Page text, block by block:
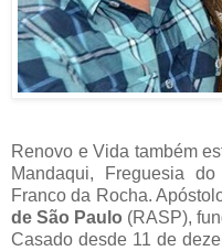
Renovo e Vida também
Mandaqui, Freguesia
Franco da Rocha.
de São Paulo (RASP),
Casado desde 11 de